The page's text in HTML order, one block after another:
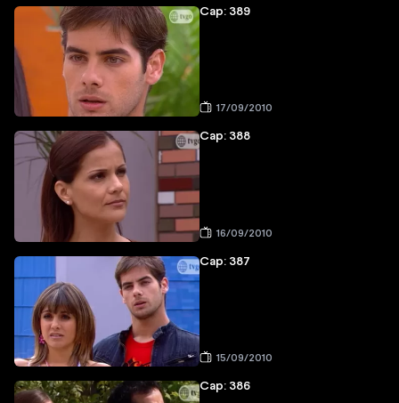
Cap: 389
17/09/2010
Cap: 388
16/09/2010
Cap: 387
15/09/2010
Cap: 386